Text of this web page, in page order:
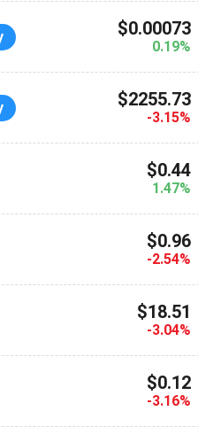
$0.00073
0.19%
$2255.73
-3.15%
$0.44
1.47%
$0.96
-2.54%
$18.51
-3.04%
$0.12
-3.16%